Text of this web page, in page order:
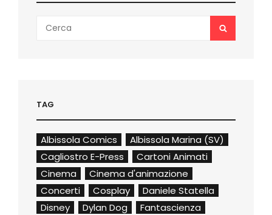
for:
SEARCH
TAG
Albissola Comics
Albissola Marina (SV)
Cagliostro E-Press
Cartoni Animati
Cinema
Cinema d'animazione
Concerti
Cosplay
Daniele Statella
Disney
Dylan Dog
Fantascienza